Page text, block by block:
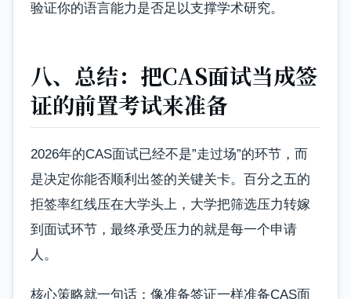
验证你的语言能力是否足以支撑学术研究。
八、总结：把CAS面试当成签
证的前置考试来准备
2026年的CAS面试已经不是”走过场”的环节，而
是决定你能否顺利出签的关键关卡。百分之五的
拒签率红线压在大学头上，大学把筛选压力转嫁
到面试环节，最终承受压力的就是每一个申请
人。
核心策略就一句话：像准备签证一样准备CAS面